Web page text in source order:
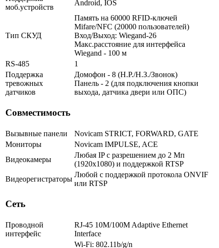
моб.устройств
Android, IOS
Тип СКУД
Память на 60000 RFID-ключей
Mifare/NFC (20000 пользователей)
Вход/Выход: Wiegand-26
Макс.расстояние для интерфейса
Wiegand - 100 м
RS-485
1
Поддержка
тревожных
датчиков
Домофон - 8 (Н.Р./Н.З./Звонок)
Панель - 2 (для подключения кнопки
выхода, датчика двери или ОПС)
Совместимость
Вызывные панели
Novicam STRICT, FORWARD, GATE
Мониторы
Novicam IMPULSE, ACE
Видеокамеры
Любая IP с разрешением до 2 Мп
(1920x1080) и поддержкой RTSP
Видеорегистраторы
Любой с поддержкой протокола ONVIF
или RTSP
Сеть
Проводной
интерфейс
RJ-45 10M/100M Adaptive Ethernet
Interface
Wi-Fi: 802.11b/g/n